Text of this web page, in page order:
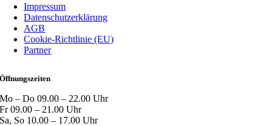
Impressum
Datenschutzerklärung
AGB
Cookie-Richtlinie (EU)
Partner
Öffnungszeiten
Mo – Do 09.00 – 22.00 Uhr
Fr 09.00 – 21.00 Uhr
Sa, So 10.00 – 17.00 Uhr